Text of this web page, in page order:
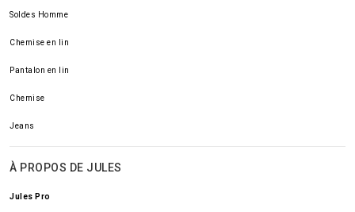
Soldes Homme
Chemise en lin
Pantalon en lin
Chemise
Jeans
À PROPOS DE JULES
Jules Pro